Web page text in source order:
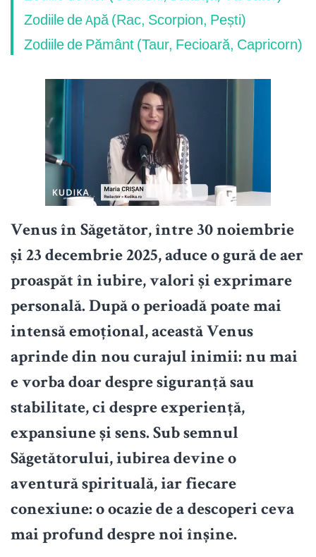
Zodiile de Apă (Rac, Scorpion, Pești)
Zodiile de Pământ (Taur, Fecioară, Capricorn)
Venus în Săgetător, între 30 noiembrie
și 23 decembrie 2025, aduce o gură de aer
proaspăt în iubire, valori și exprimare
personală. După o perioadă poate mai
intensă emoțional, această Venus
aprinde din nou curajul inimii: nu mai
e vorba doar despre siguranță sau
stabilitate, ci despre experiență,
expansiune și sens. Sub semnul
Săgetătorului, iubirea devine o
aventură spirituală, iar fiecare
conexiune: o ocazie de a descoperi ceva
mai profund despre noi înșine.